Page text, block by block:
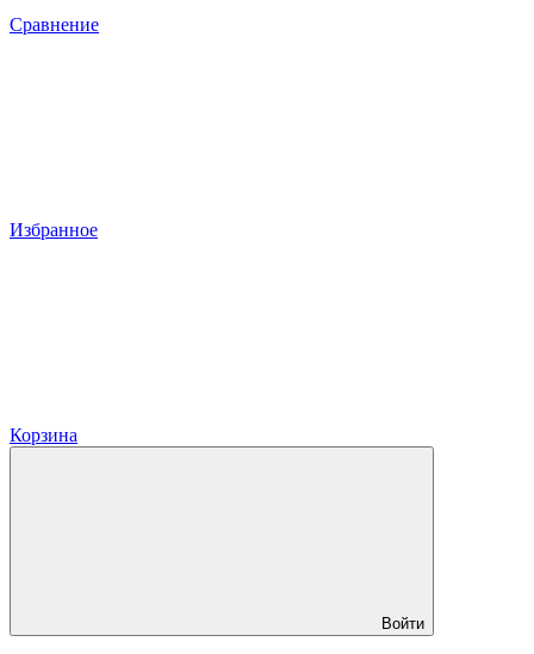
Сравнение
Избранное
Корзина
Войти